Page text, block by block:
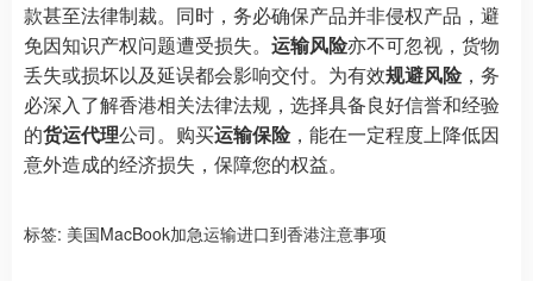
款甚至法律制裁。同时，务必确保产品并非侵权产品，避
免因知识产权问题遭受损失。 运输风险亦不可忽视，货物
丢失或损坏以及延误都会影响交付。为有效规避风险，务
必深入了解香港相关法律法规，选择具备良好信誉和经验
的货运代理公司。购买运输保险，能在一定程度上降低因
意外造成的经济损失，保障您的权益。
标签: 美国MacBook加急运输进口到香港注意事项